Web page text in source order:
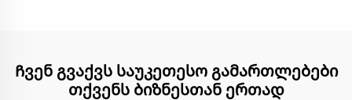
Ჩვენ გვაქვს საუკეთესო გამართლებები
თქვენს ბიზნესთან ერთად